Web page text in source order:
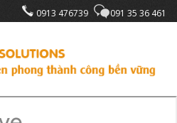
0913 476739 091 35 36 461